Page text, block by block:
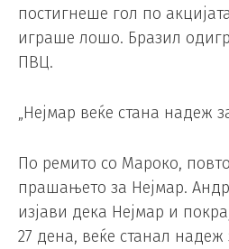
постигнеше гол по
играше лошо. Бразил
ПВЦ.
„Нејмар веќе стана надеж
По ремито со Мароко,
прашањето за Нејмар.
изјави дека Нејмар и
27 дена, веќе станал надеж